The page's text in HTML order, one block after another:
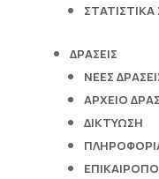
ΣΤΑΤΙΣΤΙΚΑ
ΔΡΑΣΕΙΣ
ΝΕΕΣ
ΑΡΧΕΙΟ
ΔΙΚΤΥΩΣΗ